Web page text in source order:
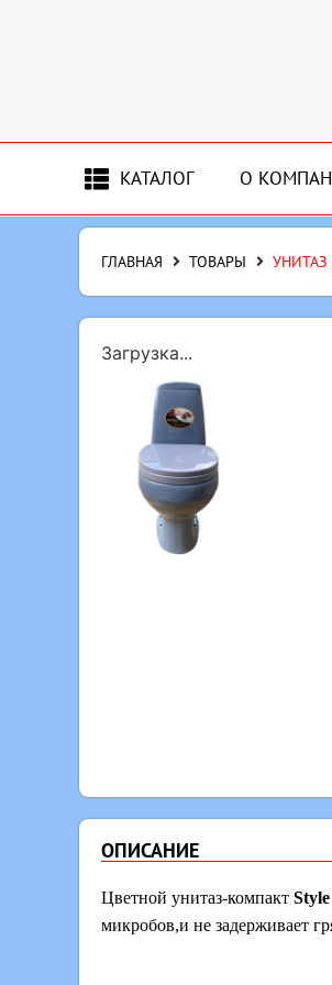
КАТАЛОГ О
ГЛАВНАЯ ТОВАРЫ УНИТАЗ
Загрузка...
ОПИСАНИЕ
Цветной унитаз-компакт
микробов,и не задерживает